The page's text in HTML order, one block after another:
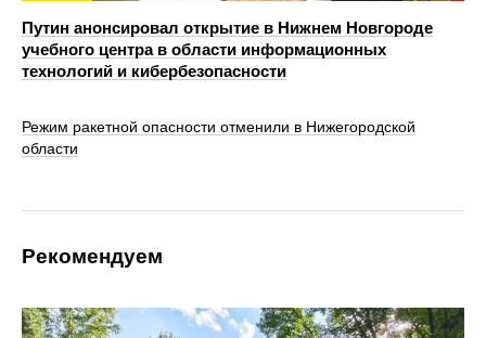
Путин анонсировал открытие в Нижнем Новгороде
учебного центра в области информационных
технологий и кибербезопасности
Режим ракетной опасности отменили в Нижегородской
области
Рекомендуем